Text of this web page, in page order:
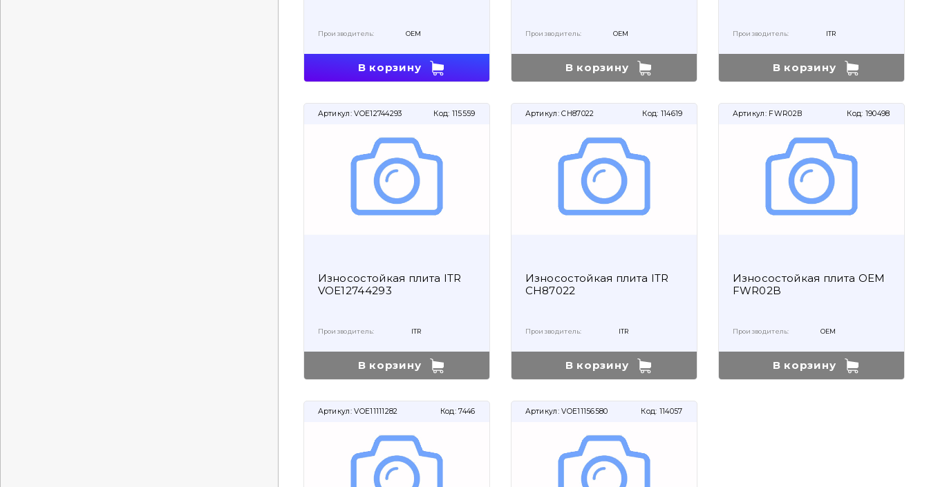
Производитель: OEM
В корзину
Производитель: OEM
В корзину
Производитель: ITR
В корзину
Артикул: VOE12744293 Код: 115559
Износостойкая плита ITR
VOE12744293
Производитель: ITR
В корзину
Артикул: CH87022 Код: 114619
Износостойкая плита ITR
CH87022
Производитель: ITR
В корзину
Артикул: FWR02B Код: 190498
Износостойкая плита OEM
FWR02B
Производитель: OEM
В корзину
Артикул: VOE11111282 Код: 7446 Артикул: VOE11156580 Код: 114057